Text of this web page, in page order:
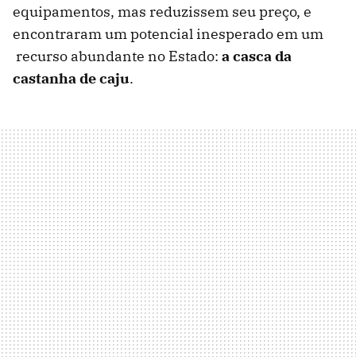
equipamentos, mas reduzissem seu preço, e
encontraram um potencial inesperado em um
recurso abundante no Estado: a casca da
castanha de caju.